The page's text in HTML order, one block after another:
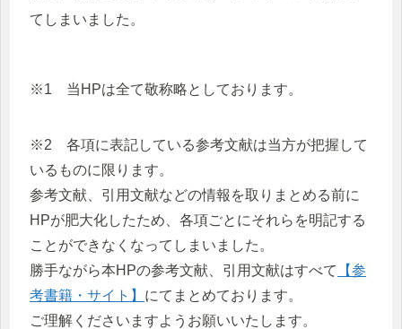
てしまいました。
※1 当HPは全て敬称略としております。
※2 各項に表記している参考文献は当方が把握して
いるものに限ります。
参考文献、引用文献などの情報を取りまとめる前に
HPが肥大化したため、各項ごとにそれらを明記する
ことができなくなってしまいました。
勝手ながら本HPの参考文献、引用文献はすべて
【参
考書籍・サイト】 にてまとめております。
ご理解くださいますようお願いいたします。